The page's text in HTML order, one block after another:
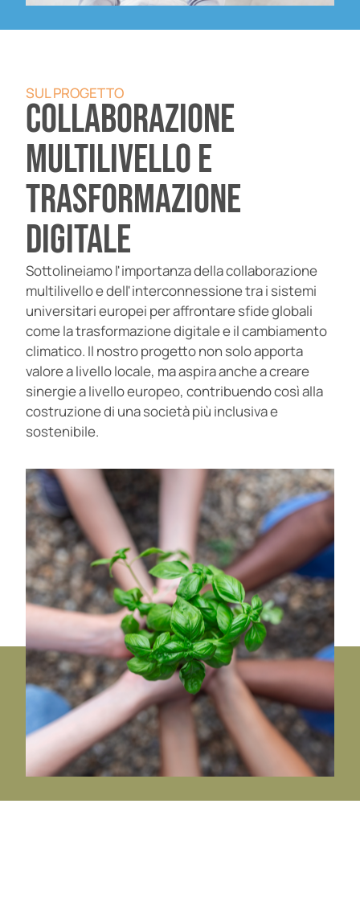
SUL PROGETTO
Collaborazione
multilivello e
trasformazione
digitale
Sottolineiamo l'importanza della collaborazione
multilivello e dell'interconnessione tra i sistemi
universitari europei per affrontare sfide globali
come la trasformazione digitale e il cambiamento
climatico. Il nostro progetto non solo apporta
valore a livello locale, ma aspira anche a creare
sinergie a livello europeo, contribuendo così alla
costruzione di una società più inclusiva e
sostenibile.